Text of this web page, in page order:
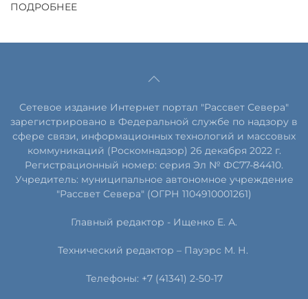
ПОДРОБНЕЕ
Сетевое издание Интернет портал "Рассвет Севера"
зарегистрировано в Федеральной службе по надзору в
сфере связи, информационных технологий и массовых
коммуникаций (Роскомнадзор) 26 декабря 2022 г.
Регистрационный номер: серия Эл № ФС77-84410.
Учредитель: муниципальное автономное учреждение
"Рассвет Севера" (ОГРН 1104910001261)
Главный редактор - Ищенко Е. А.
Технический редактор – Пауэрс М. Н.
Телефоны: +7 (41341) 2-50-17